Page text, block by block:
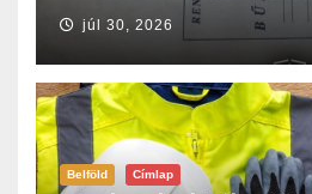
júl 30, 2026
Belföld Címlap